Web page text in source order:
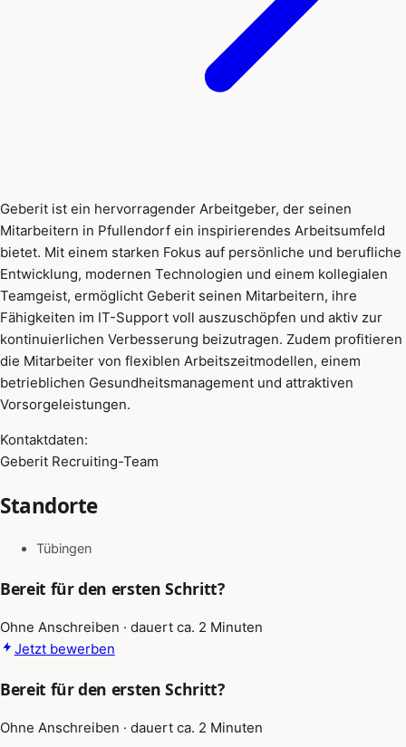
Geberit ist ein hervorragender Arbeitgeber, der seinen
Mitarbeitern in Pfullendorf ein inspirierendes Arbeitsumfeld
bietet. Mit einem starken Fokus auf persönliche und berufliche
Entwicklung, modernen Technologien und einem kollegialen
Teamgeist, ermöglicht Geberit seinen Mitarbeitern, ihre
Fähigkeiten im IT-Support voll auszuschöpfen und aktiv zur
kontinuierlichen Verbesserung beizutragen. Zudem profitieren
die Mitarbeiter von flexiblen Arbeitszeitmodellen, einem
betrieblichen Gesundheitsmanagement und attraktiven
Vorsorgeleistungen.
Kontaktdaten:
Geberit Recruiting-Team
Standorte
Tübingen
Bereit für den ersten Schritt?
Ohne Anschreiben · dauert ca. 2 Minuten
Jetzt bewerben
Bereit für den ersten Schritt?
Ohne Anschreiben · dauert ca. 2 Minuten